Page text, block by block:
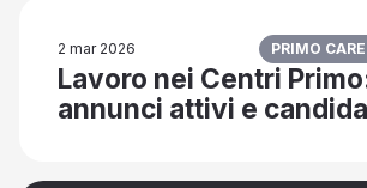
2 mar 2026 PRIMO
Lavoro nei Centri
annunci attivi e